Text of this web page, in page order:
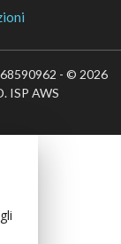
- © 2026
ISP AWS